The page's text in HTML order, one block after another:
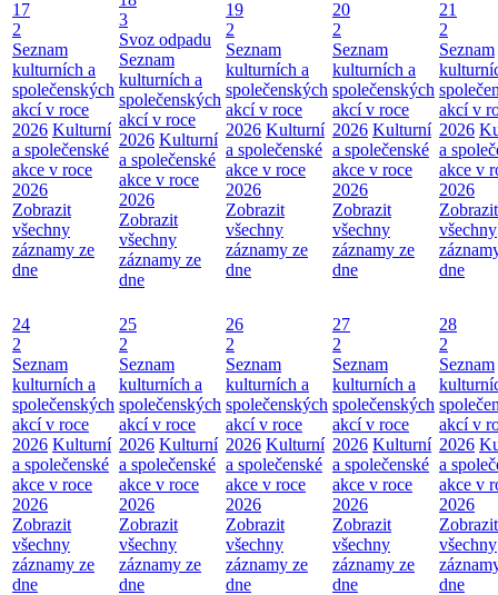
17
2
Seznam
kulturních a
společenských
akcí v roce
2026 Kulturní
a společenské
akce v roce
2026
Zobrazit
všechny
záznamy ze
dne
3
Svoz odpadu
Seznam
kulturních a
společenských
akcí v roce
2026 Kulturní
a společenské
akce v roce
2026
Zobrazit
všechny
záznamy ze
dne
19
2
Seznam
kulturních a
společenských
akcí v roce
2026 Kulturní
a společenské
akce v roce
2026
Zobrazit
všechny
záznamy ze
dne
20
2
Seznam
kulturních a
společenských
akcí v roce
2026 Kulturní
a společenské
akce v roce
2026
Zobrazit
všechny
záznamy ze
dne
21
2
Seznam
akcí v
2026
a
akce v
2026
Zobrazit
všechny
dne
24
2
Seznam
kulturních a
společenských
akcí v roce
2026 Kulturní
a společenské
akce v roce
2026
Zobrazit
všechny
záznamy ze
dne
25
2
Seznam
kulturních a
společenských
akcí v roce
2026 Kulturní
a společenské
akce v roce
2026
Zobrazit
všechny
záznamy ze
dne
26
2
Seznam
kulturních a
společenských
akcí v roce
2026 Kulturní
a společenské
akce v roce
2026
Zobrazit
všechny
záznamy ze
dne
27
2
Seznam
kulturních a
společenských
akcí v roce
2026 Kulturní
a společenské
akce v roce
2026
Zobrazit
všechny
záznamy ze
dne
28
2
Seznam
akcí v
2026
a
akce v
2026
Zobrazit
všechny
dne